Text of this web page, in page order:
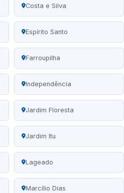
Costa e Silva
Espírito Santo
Farroupilha
Independência
Jardim Floresta
Jardim Itu
Lageado
Marcílio Dias